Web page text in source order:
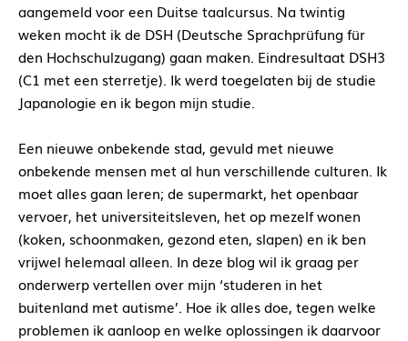
aangemeld voor een Duitse taalcursus. Na twintig
weken mocht ik de DSH (Deutsche Sprachprüfung für
den Hochschulzugang) gaan maken. Eindresultaat DSH3
(C1 met een sterretje). Ik werd toegelaten bij de studie
Japanologie en ik begon mijn studie.
Een nieuwe onbekende stad, gevuld met nieuwe
onbekende mensen met al hun verschillende culturen. Ik
moet alles gaan leren; de supermarkt, het openbaar
vervoer, het universiteitsleven, het op mezelf wonen
(koken, schoonmaken, gezond eten, slapen) en ik ben
vrijwel helemaal alleen. In deze blog wil ik graag per
onderwerp vertellen over mijn ‘studeren in het
buitenland met autisme’. Hoe ik alles doe, tegen welke
problemen ik aanloop en welke oplossingen ik daarvoor